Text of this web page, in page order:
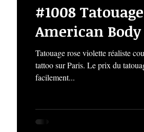
#1008
American
Tatouage rose violette réaliste
tattoo sur Paris. Le prix du
facilement...